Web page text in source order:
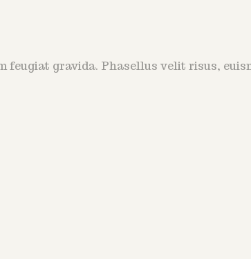
gravida. Phasellus velit risus,